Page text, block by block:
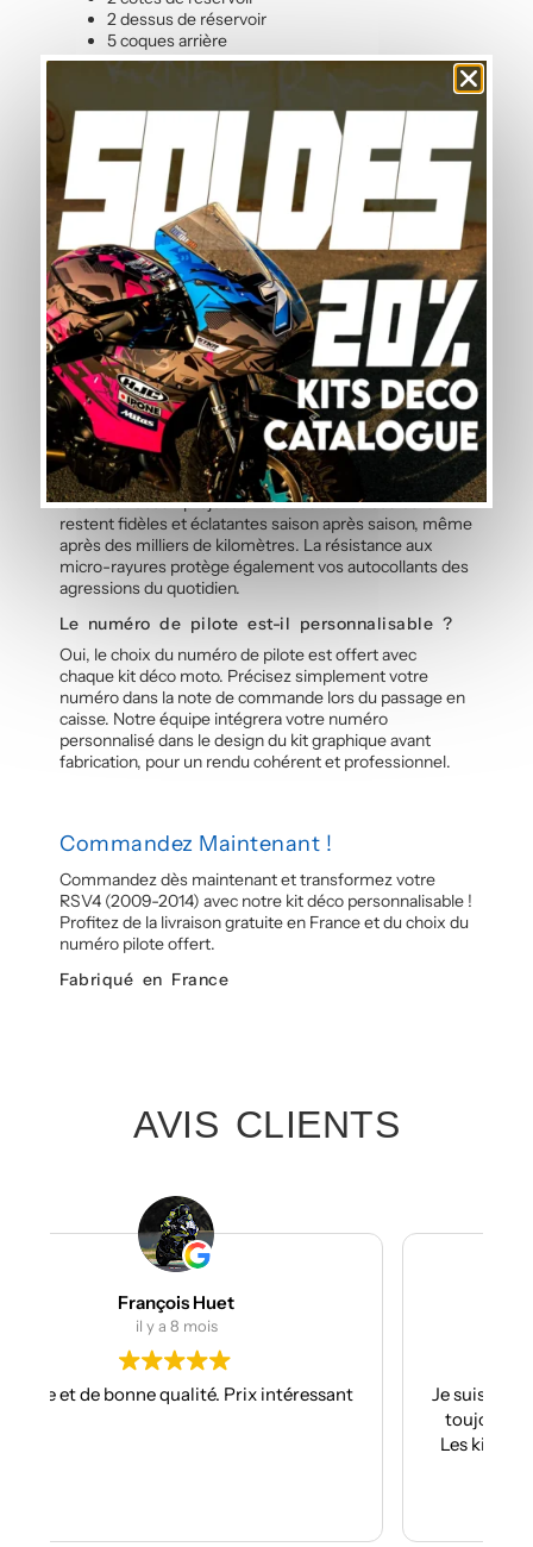
2 dessus de réservoir
5 coques arrière
3 faces avant
Questions fréquentes — Kit Déco Blanc
et Bleu
Ce kit déco est-il facile à installer soi-même
?
Oui, ce kit de stickers moto est livré prédécoupé et prêt
à poser. L’adhésif calandré permet une application sans
bulle et sans eau, même sans expérience préalable de
pose d’autocollants. Une notice détaillée accompagne
chaque kit graphique, et notre guide en ligne vous
accompagne pas à pas. Comptez environ 1h30 à 2h
pour poser l’ensemble du kit déco sur votre moto.
Quelle est la durabilité des stickers face aux
intempéries ?
Le vinyle polymère utilisé pour ce kit déco moto est
spécifiquement conçu pour résister aux UV, à la pluie, à
la chaleur et aux projections de route. Les couleurs
restent fidèles et éclatantes saison après saison, même
après des milliers de kilomètres. La résistance aux
micro-rayures protège également vos autocollants des
agressions du quotidien.
Le numéro de pilote est-il personnalisable ?
Oui, le choix du numéro de pilote est offert avec
chaque kit déco moto. Précisez simplement votre
numéro dans la note de commande lors du passage en
caisse. Notre équipe intégrera votre numéro
personnalisé dans le design du kit graphique avant
fabrication, pour un rendu cohérent et professionnel.
Commandez Maintenant !
Commandez dès maintenant et transformez votre
RSV4 (2009-2014) avec notre kit déco personnalisable !
Profitez de la livraison gratuite en France et du choix du
numéro pilote offert.
Fabriqué en France
AVIS CLIENTS
Julien Bertrand
Je suis à mon troisième kit déco avec eux et
Les kits sont de qualités et se posent avec